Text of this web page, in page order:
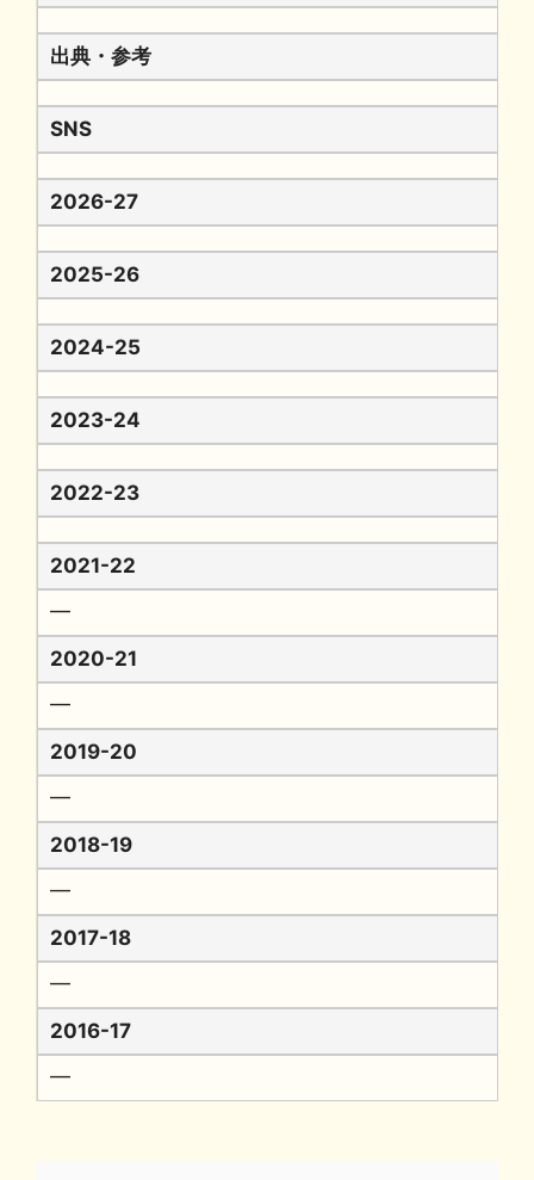
出典・参考
SNS
2026-27
2025-26
2024-25
2023-24
2022-23
2021-22
━
2020-21
━
2019-20
━
2018-19
━
2017-18
━
2016-17
━